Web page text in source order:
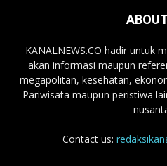
KANALNEWS.CO hadir untuk
akan informasi maupun
megapolitan, kesehatan,
Pariwisata maupun peristiwa
Contact us: